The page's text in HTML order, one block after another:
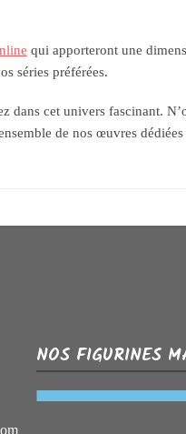
qui apporteront une
séries préférées.
dans cet univers fascinant.
de nos œuvres dédiées
NOS FIGURINES